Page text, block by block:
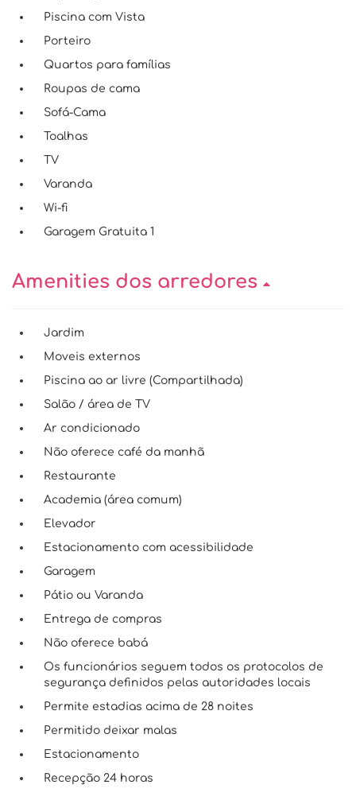
Piscina com Vista
Porteiro
Quartos para famílias
Roupas de cama
Sofá-Cama
Toalhas
TV
Varanda
Wi-fi
Garagem Gratuita 1
Amenities dos arredores
Jardim
Moveis externos
Piscina ao ar livre (Compartilhada)
Salão / área de TV
Ar condicionado
Não oferece café da manhã
Restaurante
Academia (área comum)
Elevador
Estacionamento com acessibilidade
Garagem
Pátio ou Varanda
Entrega de compras
Não oferece babá
Os funcionários seguem todos os protocolos de
segurança definidos pelas autoridades locais
Permite estadias acima de 28 noites
Permitido deixar malas
Estacionamento
Recepção 24 horas